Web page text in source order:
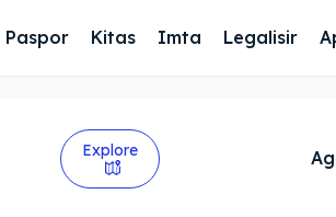
Paspor Kitas Imta Legalisir
Explore